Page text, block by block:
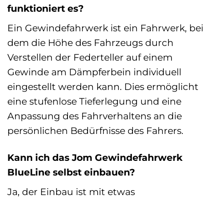
funktioniert es?
Ein Gewindefahrwerk ist ein Fahrwerk, bei
dem die Höhe des Fahrzeugs durch
Verstellen der Federteller auf einem
Gewinde am Dämpferbein individuell
eingestellt werden kann. Dies ermöglicht
eine stufenlose Tieferlegung und eine
Anpassung des Fahrverhaltens an die
persönlichen Bedürfnisse des Fahrers.
Kann ich das Jom Gewindefahrwerk
BlueLine selbst einbauen?
Ja, der Einbau ist mit etwas